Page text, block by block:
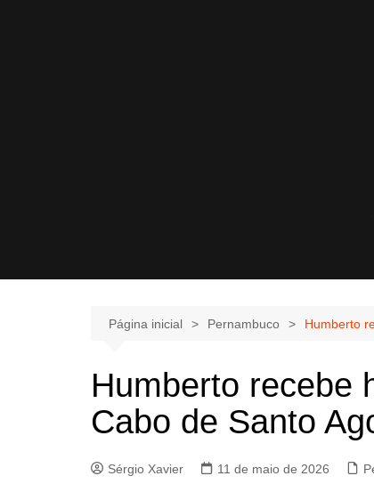
Página inicial Pernambuco Humberto
Humberto recebe
Cabo de Santo
Sérgio Xavier 11 de maio de 2026